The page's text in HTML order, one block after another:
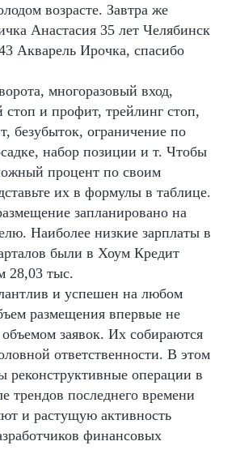
возрасте. Завтра же
Анастасия 35 лет Челябинск
Акварель Ирочка, спасибо
многоразовый вход,
стоп и профит, трейлинг стоп,
безубыток, ограничение по
набор позиции и т. Чтобы
процент по своим
их в формулы в таблице.
запланировано на
Наиболее низкие зарплаты в
были в Хоум Кредит
28,03 тыс.
и успешен на любом
размещения впервые не
заявок. Их собираются
ответственности. В этом
реконструктивные операции в
трендов последнего времени
и растущую активность
финансовых